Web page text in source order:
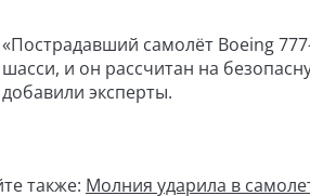
«Пострадавший самолёт Boeing
шасси, и он рассчитан на
добавили эксперты.
также: Молния ударила в